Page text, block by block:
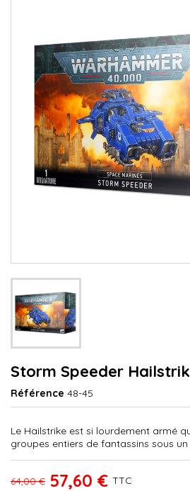
Storm Speeder
Référence 48-45
Le Hailstrike est si lourdement armé
groupes entiers de fantassins sous un
64,00 € 57,60 € TTC